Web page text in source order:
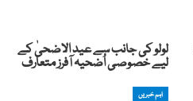
لولو کی جانب سے عید الاضحیٰ کے
لیے خصوصی اُضحیہ آفرز متعارف
اہم خبریں